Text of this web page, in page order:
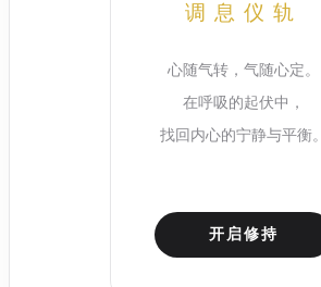
调息仪轨
心随气转，气随心定。
在呼吸的起伏中，
找回内心的宁静与平衡。
开启修持
静心